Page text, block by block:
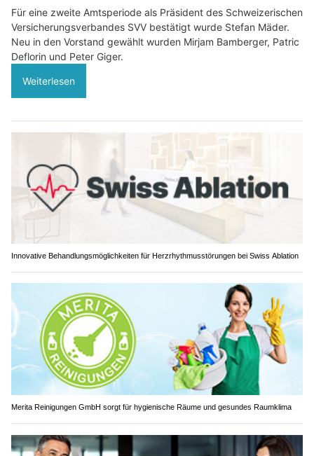
Für eine zweite Amtsperiode als Präsident des Schweizerischen
Versicherungsverbandes SVV bestätigt wurde Stefan Mäder.
Neu in den Vorstand gewählt wurden Mirjam Bamberger, Patric
Deflorin und Peter Giger.
Weiterlesen
Innovative Behandlungsmöglichkeiten für Herzrhythmusstörungen bei Swiss Ablation
Merita Reinigungen GmbH sorgt für hygienische Räume und gesundes Raumklima